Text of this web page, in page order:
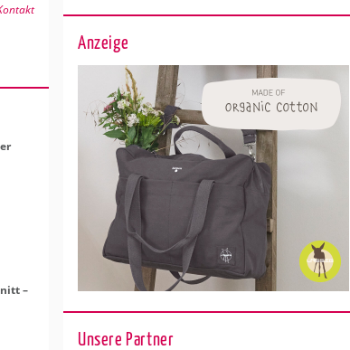
–
Anzeige
Unsere Partner